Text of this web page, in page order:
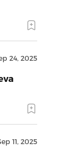
24, 2025
11, 2025